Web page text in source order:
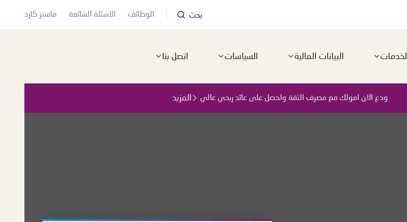
ماستر كارد الاسئلة الشائعة الوظائف بحث
الخدمات البيانات المالية السياسات اتصل بنا
ودع الان امولك مع مصرف الثقة واحصل على عائد ربحي عالي المزيد